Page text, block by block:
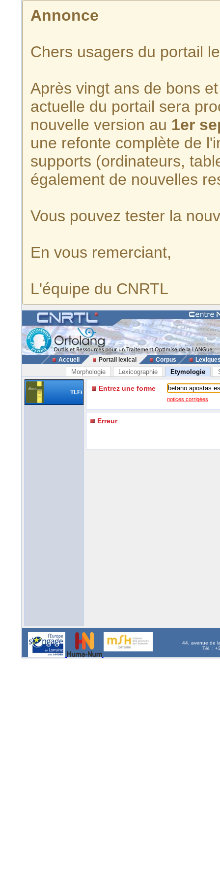
Annonce
Chers usagers du portail
Après vingt ans de bons
actuelle du portail sera
nouvelle version au 1er
une refonte complète de
supports (ordinateurs,
également de nouvelles
Vous pouvez tester la
En vous remerciant,
L'équipe du CNRTL
Accueil Portail lexical Corpus
Morphologie Lexicographie Etymologie
TLFi Entrez une forme
notices corrigées
Erreur
44, avenue de
Tél. :